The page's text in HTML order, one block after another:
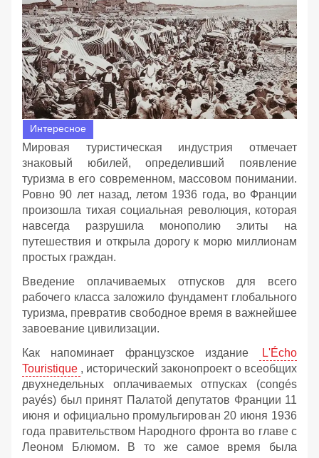
Интересное
Мировая туристическая индустрия отмечает
знаковый юбилей, определивший появление
туризма в его современном, массовом понимании.
Ровно 90 лет назад, летом 1936 года, во Франции
произошла тихая социальная революция, которая
навсегда разрушила монополию элиты на
путешествия и открыла дорогу к морю миллионам
простых граждан.
Введение оплачиваемых отпусков для всего
рабочего класса заложило фундамент глобального
туризма, превратив свободное время в важнейшее
завоевание цивилизации.
Как напоминает французское издание
L'Écho
Touristique , исторический законопроект о всеобщих
двухнедельных оплачиваемых отпусках (congés
payés) был принят Палатой депутатов Франции 11
июня и официально промульгирован 20 июня 1936
года правительством Народного фронта во главе с
Леоном Блюмом. В то же самое время была